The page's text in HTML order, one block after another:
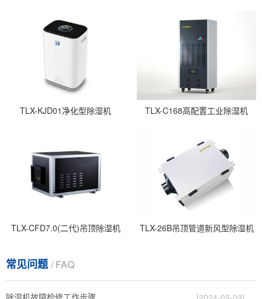
TLX-KJD01净化型除湿机 TLX-C168高配置工业除湿机
TLX-CFD7.0(二代)吊顶除湿机 TLX-26B吊顶管道新风型除湿机
常见问题/ FAQ